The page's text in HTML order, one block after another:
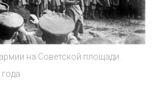
на Советской площади.